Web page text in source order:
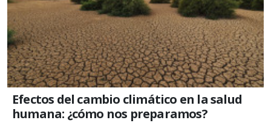
Efectos del cambio climático en la salud
humana: ¿cómo nos preparamos?